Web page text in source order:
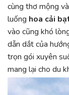
cùng thơ mộng
luống hoa cải
vào cũng khó
dẫn dắt của
trọn gói xuyên
mang lại cho du